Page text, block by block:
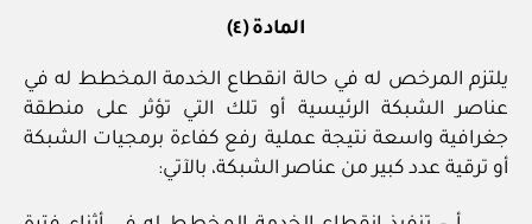
المادة (٤)
يلتزم المرخص له في حالة انقطاع الخدمة المخطط له في
عناصر الشبكة الرئيسية أو تلك التي تؤثر على منطقة
جغرافية واسعة نتيجة عملية رفع كفاءة برمجيات الشبكة
أو ترقية عدد كبير من عناصر الشبكة، بالآتي: